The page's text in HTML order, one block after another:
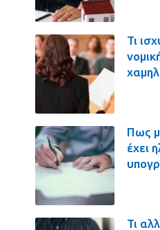
Τι
Πως
έχει
Τι